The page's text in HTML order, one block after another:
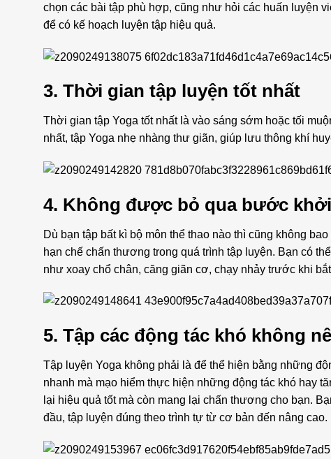
chọn các bài tập phù hợp, cũng như hỏi các huấn luyện
để có kế hoạch luyện tập hiệu quả.
3. Thời gian tập luyện tốt nhất
Thời gian tập Yoga tốt nhất là vào sáng sớm hoặc tối
nhất, tập Yoga nhẹ nhàng thư giãn, giúp lưu thông khí
4. Không được bỏ qua bước
Dù bạn tập bất kì bộ môn thể thao nào thì cũng không
hạn chế chấn thương trong quá trình tập luyện. Bạn có
như xoay chổ chân, căng giãn cơ, chạy nhảy trước khi
5. Tập các động tác khó không
Tập luyện Yoga không phải là để thể hiện bằng những
nhanh mà mạo hiểm thực hiện những động tác khó hay
lại hiệu quả tốt mà còn mang lại chấn thương cho bạn.
đầu, tập luyện đúng theo trình tự từ cơ bản đến nâng cao.